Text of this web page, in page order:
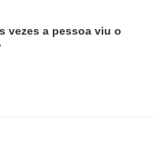
vezes a pessoa viu o